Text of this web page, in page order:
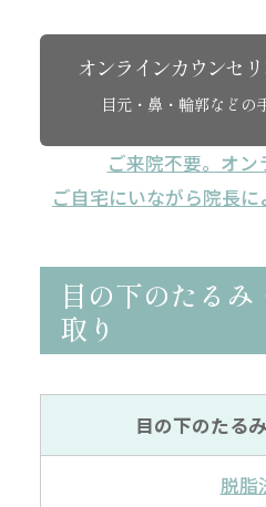
オンラインカウンセ
目元・鼻・輪郭などの
ご来院不要。オン
ご自宅にいながら院長に
目の下のたるみ
取り
目の下のたる
脱脂